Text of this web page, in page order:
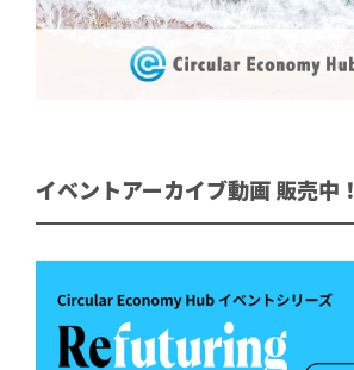
イベントアーカイブ動画 販売中！